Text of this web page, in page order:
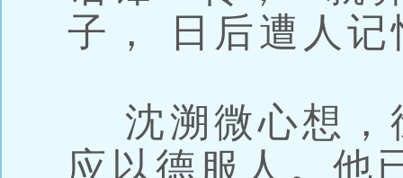
子， 日后遭人
沈溯微心想，
应以德服人。他